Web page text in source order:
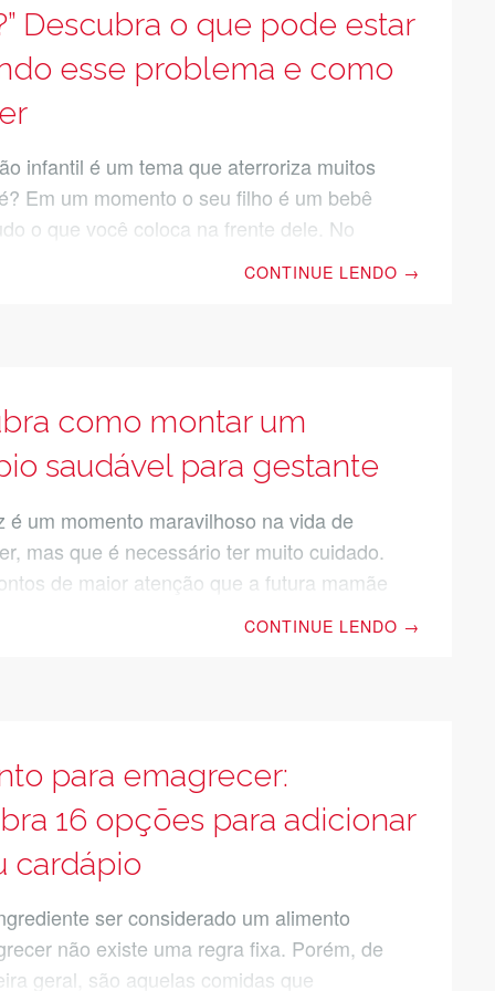
Descubra o que pode estar
esse problema e como
infantil é um tema que aterroriza muitos
Em um momento o seu filho é um bebê
o que você coloca na frente dele. No
já está crescido e já começa fazer suas
as refeições, não tem como não ficar
CONTINUE LENDO →
como montar um
saudável para gestante
é um momento maravilhoso na vida de
mas que é necessário ter muito cuidado.
de maior atenção que a futura mamãe
gestante! Conheça os nutrientes
para a gestante O que toda a futura
entender é
CONTINUE LENDO →
para emagrecer:
16 opções para adicionar
cardápio
ser considerado um alimento
não existe uma regra fixa. Porém, de
geral, são aquelas comidas que